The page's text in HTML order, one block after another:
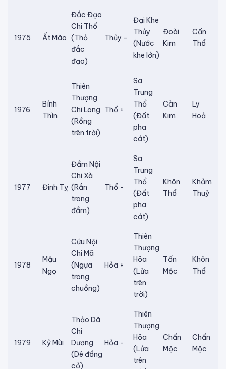
1975 Ất Mão
Đắc Đạo
Chi Thố
(Thỏ
đắc
đạo)
Thủy -
Đại Khe
Thủy
(Nước
khe lớn)
Đoài
Kim
Cấn
Thổ
1976
Bính
Thìn
Thiên
Thượng
Chi Long
(Rồng
trên trời)
Thổ +
Sa
Trung
Thổ
(Đất
pha
cát)
Càn
Kim
Ly
Hoả
1977 Đinh Tỵ
Đầm Nội
Chi Xà
(Rắn
trong
đầm)
Thổ -
Sa
Trung
Thổ
(Đất
pha
cát)
Khôn
Thổ
Khảm
Thuỷ
1978
Mậu
Ngọ
Cứu Nội
Chi Mã
(Ngựa
trong
chuồng)
Hỏa +
Thiên
Thượng
Hỏa
(Lửa
trên
trời)
Tốn
Mộc
Khôn
Thổ
1979 Kỷ Mùi
Thảo Dã
Chi
Dương
(Dê đồng
cỏ)
Hỏa -
Thiên
Thượng
Hỏa
(Lửa
trên
Chấn
Mộc
Chấn
Mộc